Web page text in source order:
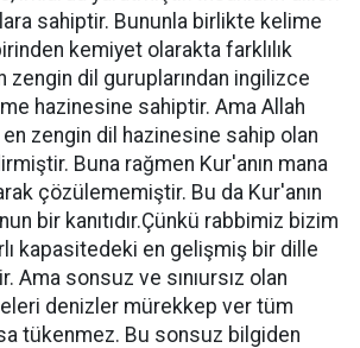
sahiptir. Bununla birlikte kelime
kemiyet olarakta farklılık
zengin dil guruplarından ingilizce
hazinesine sahiptir. Ama Allah
en zengin dil hazinesine sahip olan
Buna rağmen Kur'anın mana
çözülememiştir. Bu da Kur'anın
bir kanıtıdır.Çünkü rabbimiz bizim
kapasitedeki en gelişmiş bir dille
Ama sonsuz ve sınıursız olan
denizler mürekkep ver tüm
tükenmez. Bu sonsuz bilgiden